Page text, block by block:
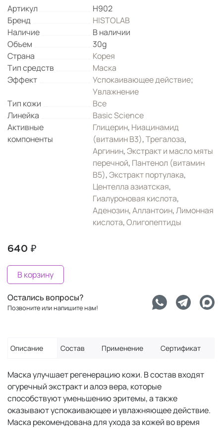
Артикул
H902
Бренд
HISTOLAB
Наличие
В наличии
Объем
30g
Страна
Корея
Тип средств
Маска
Эффект
Успокаивающее действие;
Увлажнение
Тип кожи
Все
Линейка
Basic Science
Активные
компоненты
Глицерин, Ниацинамид
(витамин B3),Трегалоза,
Аргинин,Экстракт и масло мяты
перечной, Пантенол (витамин
B5),Экстракт портулака,
Центелла азиатская,
Гиалуроновая кислота,
Аденозин,Аллантоин,Лимонная
кислота,Олигопептиды
640 ₽
В корзину
Остались вопросы?
Позвоните или напишите нам!
Описание Состав Применение Сертификат
Маска улучшает регенерацию кожи. В состав входят
огуречный экстракт и алоэ вера, которые
способствуют уменьшению эритемы, а также
оказывают успокаивающее и увлажняющее действие.
Маска рекомендована для ухода за кожей во время